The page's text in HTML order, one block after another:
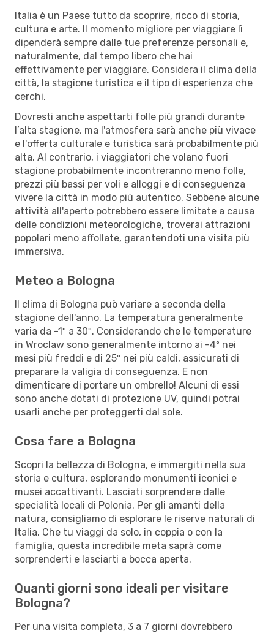
Italia è un Paese tutto da scoprire, ricco di storia,
cultura e arte. Il momento migliore per viaggiare lì
dipenderà sempre dalle tue preferenze personali e,
naturalmente, dal tempo libero che hai
effettivamente per viaggiare. Considera il clima della
città, la stagione turistica e il tipo di esperienza che
cerchi.
Dovresti anche aspettarti folle più grandi durante
l’alta stagione, ma l'atmosfera sarà anche più vivace
e l'offerta culturale e turistica sarà probabilmente più
alta. Al contrario, i viaggiatori che volano fuori
stagione probabilmente incontreranno meno folle,
prezzi più bassi per voli e alloggi e di conseguenza
vivere la città in modo più autentico. Sebbene alcune
attività all'aperto potrebbero essere limitate a causa
delle condizioni meteorologiche, troverai attrazioni
popolari meno affollate, garantendoti una visita più
immersiva.
Meteo a Bologna
Il clima di Bologna può variare a seconda della
stagione dell'anno. La temperatura generalmente
varia da -1º a 30º. Considerando che le temperature
in Wroclaw sono generalmente intorno ai -4º nei
mesi più freddi e di 25º nei più caldi, assicurati di
preparare la valigia di conseguenza. E non
dimenticare di portare un ombrello! Alcuni di essi
sono anche dotati di protezione UV, quindi potrai
usarli anche per proteggerti dal sole.
Cosa fare a Bologna
Scopri la bellezza di Bologna, e immergiti nella sua
storia e cultura, esplorando monumenti iconici e
musei accattivanti. Lasciati sorprendere dalle
specialità locali di Polonia. Per gli amanti della
natura, consigliamo di esplorare le riserve naturali di
Italia. Che tu viaggi da solo, in coppia o con la
famiglia, questa incredibile meta saprà come
sorprenderti e lasciarti a bocca aperta.
Quanti giorni sono ideali per visitare
Bologna?
Per una visita completa, 3 a 7 giorni dovrebbero